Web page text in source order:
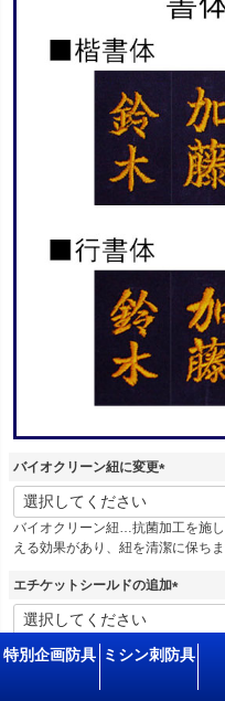
バイオクリーン紐に変更
(
須
)
バイオクリーン紐…抗菌加工を施
える効果があり、紐を清潔に保ちま
エチケットシールドの追加
(
須
※シールドは開封後の交換・返品
面の試着、サイズ確認は必ず開封
特別企画防具 ミシン刺防具